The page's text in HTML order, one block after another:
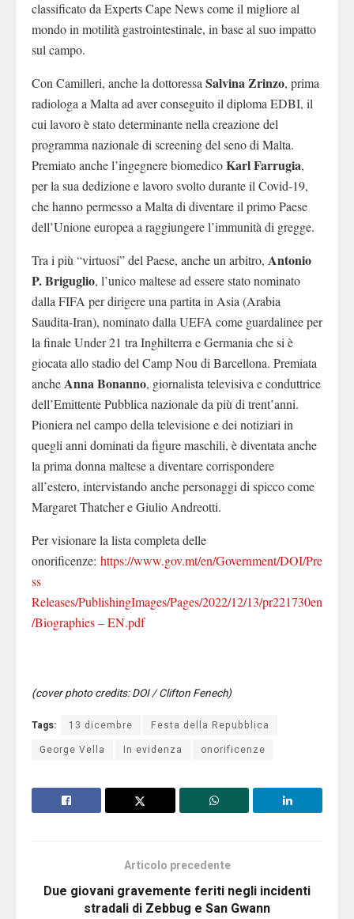
classificato da Experts Cape News come il migliore al
mondo in motilità gastrointestinale, in base al suo impatto
sul campo.
Con Camilleri, anche la dottoressaSalvina Zrinzo, prima
radiologa a Malta ad aver conseguito il diploma EDBI, il
cui lavoro è stato determinante nella creazione del
programma nazionale di screening del seno di Malta.
Premiato anche l’ingegnere biomedicoKarl Farrugia,
per la sua dedizione e lavoro svolto durante il Covid-19,
che hanno permesso a Malta di diventare il primo Paese
dell’Unione europea a raggiungere l’immunità di gregge.
Tra i più “virtuosi” del Paese, anche un arbitro, Antonio
P. Briguglio, l’unico maltese ad essere stato nominato
dalla FIFA per dirigere una partita in Asia (Arabia
Saudita-Iran), nominato dalla UEFA come guardalinee per
la finale Under 21 tra Inghilterra e Germania che si è
giocata allo stadio del Camp Nou di Barcellona. Premiata
ancheAnna Bonanno, giornalista televisiva e conduttrice
dell’Emittente Pubblica nazionale da più di trent’anni.
Pioniera nel campo della televisione e dei notiziari in
quegli anni dominati da figure maschili, è diventata anche
la prima donna maltese a diventare corrispondere
all’estero, intervistando anche personaggi di spicco come
Margaret Thatcher e Giulio Andreotti.
Per visionare la lista completa delle
onorificenze: https://www.gov.mt/en/Government/DOI/Pre
ss
Releases/PublishingImages/Pages/2022/12/13/pr221730en
/Biographies – EN.pdf
(cover photo credits: DOI / Clifton Fenech)
Tags: 13 dicembre
Festa della Repubblica
George Vella
In evidenza onorificenze
Articolo precedente
Due giovani gravemente feriti negli incidenti
stradali di Zebbug e San Gwann